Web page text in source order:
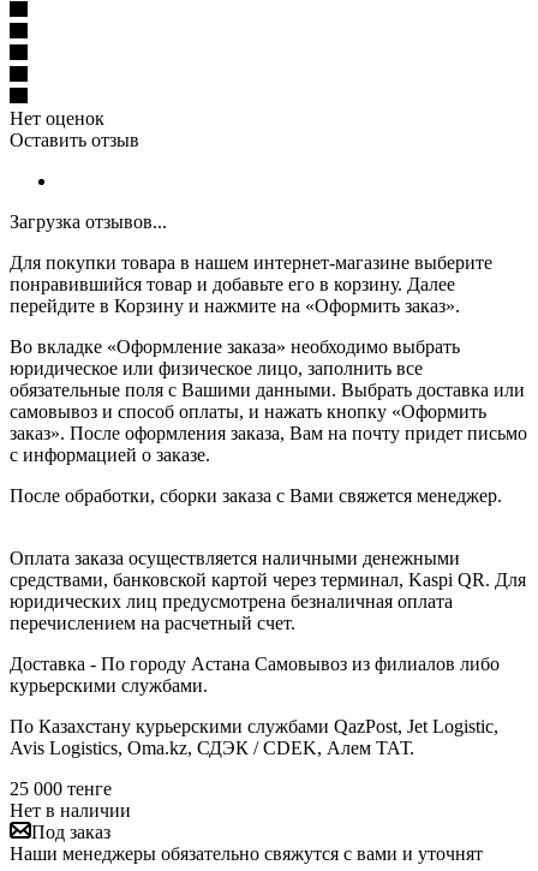
Нет оценок
Оставить отзыв
Загрузка отзывов...
Для покупки товара в нашем интернет-магазине выберите
понравившийся товар и добавьте его в корзину. Далее
перейдите в Корзину и нажмите на «Оформить заказ».
Во вкладке «Оформление заказа» необходимо выбрать
юридическое или физическое лицо, заполнить все
обязательные поля с Вашими данными. Выбрать доставка или
самовывоз и способ оплаты, и нажать кнопку «Оформить
заказ». После оформления заказа, Вам на почту придет письмо
с информацией о заказе.
После обработки, сборки заказа с Вами свяжется менеджер.
Оплата заказа осуществляется наличными денежными
средствами, банковской картой через терминал, Kaspi QR. Для
юридических лиц предусмотрена безналичная оплата
перечислением на расчетный счет.
Доставка - По городу Астана Самовывоз из филиалов либо
курьерскими службами.
По Казахстану курьерскими службами QazPost, Jet Logistic,
Avis Logistics, Oma.kz, СДЭК / CDEK, Алем ТАТ.
25 000 тенге
Нет в наличии
Под заказ
Наши менеджеры обязательно свяжутся с вами и уточнят